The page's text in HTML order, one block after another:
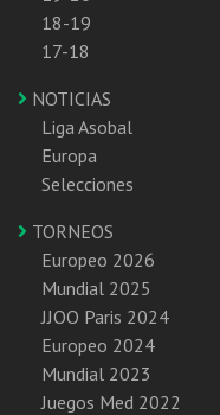
18-19
17-18
NOTICIAS
Liga Asobal
Europa
Selecciones
TORNEOS
Europeo 2026
Mundial 2025
JJOO Paris 2024
Europeo 2024
Mundial 2023
Juegos Med 2022